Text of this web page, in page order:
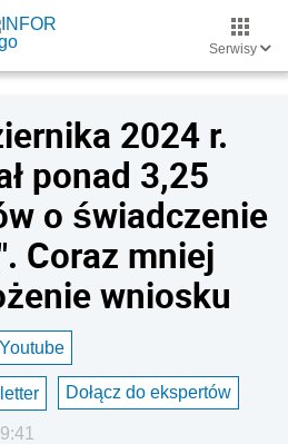
Serwisy
2024 r.
ponad 3,25
o świadczenie
Coraz mniej
wniosku
Dołącz do ekspertów